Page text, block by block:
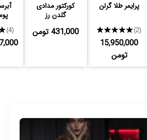
پرایمر طلا گرلن
★★★★★(2)
15,950,000
تومن
کورکتور مدادی
گلدن رز
431,000 تومن (4)